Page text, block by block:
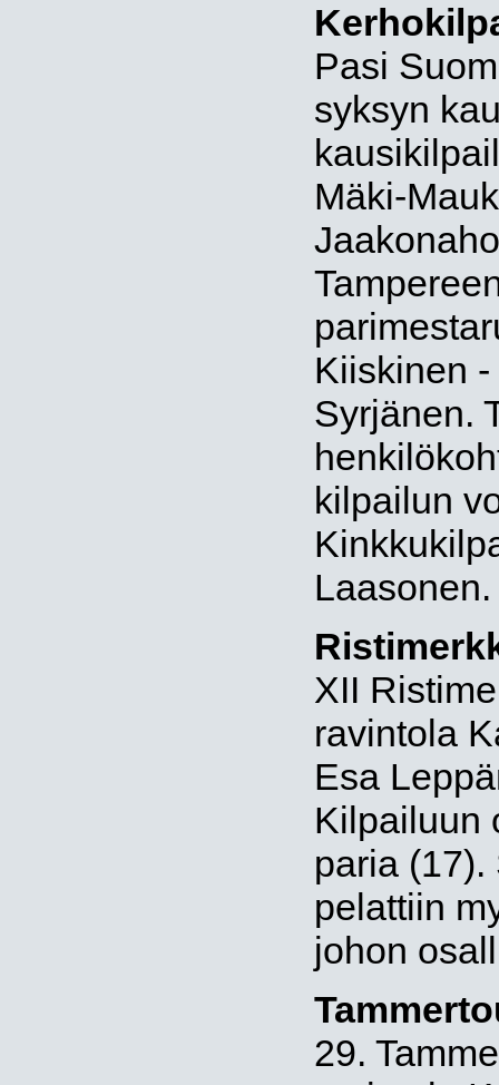
Pasi
syksyn
Mäki-
Kiiskinen
Syrjänen.
kilpailun
Laasonen.
XII
ravintola
Esa
Kilpailuun
paria
pelattiin
johon
29.